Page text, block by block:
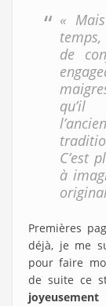
«
de
qu’il
C’est
à
Premières
déjà, je me
pour faire
de suite ce